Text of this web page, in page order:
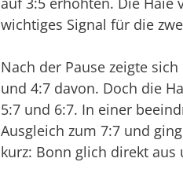
wichtiges Signal für die
Nach der Pause zeigte
und 4:7 davon. Doch die
5:7 und 6:7. In einer
Ausgleich zum 7:7 und
kurz: Bonn glich direkt